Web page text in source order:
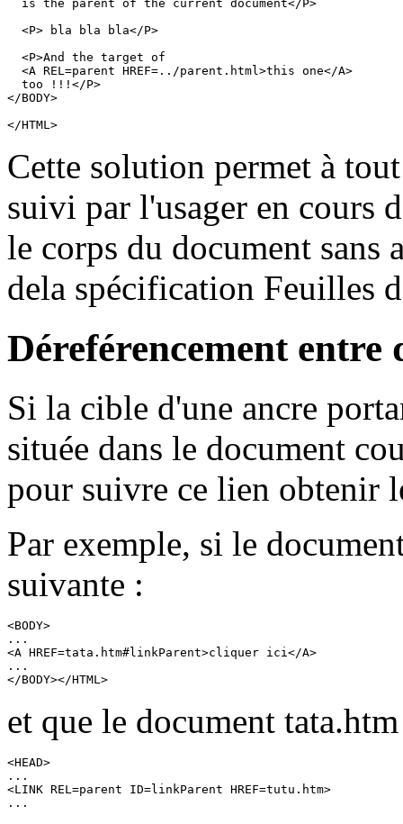
  is the parent of the current document</P>
  <P> bla bla bla</P>
  <P>And the target of
  <A REL=parent HREF=../parent.html>this one</A>
  too !!!</P>
</BODY>
</HTML>
Cette solution permet à
suivi par l'usager en cours
le corps du document
dela spécification Feuilles
Déreférencement entre
Si la cible d'une ancre
située dans le document
pour suivre ce lien obtenir
Par exemple, si le
suivante :
<BODY>
...
<A HREF=tata.htm#linkParent>cliquer ici</A>
...
</BODY></HTML>
et que le document tata.htm
<HEAD>
...
<LINK REL=parent ID=linkParent HREF=tutu.htm>
...